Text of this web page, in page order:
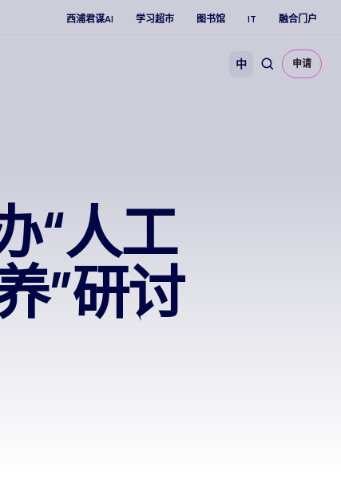
西浦君谋AI 学习超市 图书馆 IT 融合门户
中 申请
“人工
”研讨